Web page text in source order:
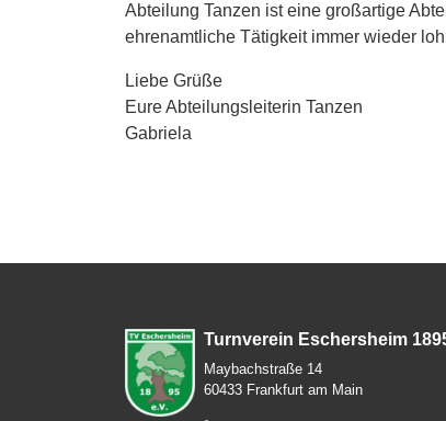
Abteilung Tanzen ist eine großartige
ehrenamtliche Tätigkeit immer wieder
Liebe Grüße
Eure Abteilungsleiterin Tanzen
Gabriela
Turnverein Eschersheim
Maybachstraße 14
60433 Frankfurt am Main